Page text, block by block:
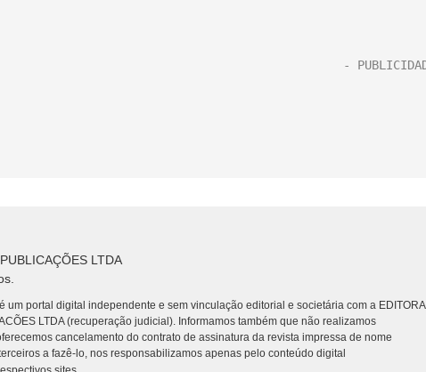
LTDA
um portal digital independente e sem vinculação editorial e societária com a EDITORA
LTDA (recuperação judicial). Informamos também que não realizamos
cancelamento do contrato de assinatura da revista impressa de nome
a fazê-lo, nos responsabilizamos apenas pelo conteúdo digital